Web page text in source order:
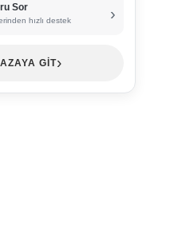
Sor
hızlı destek ›
GİT›